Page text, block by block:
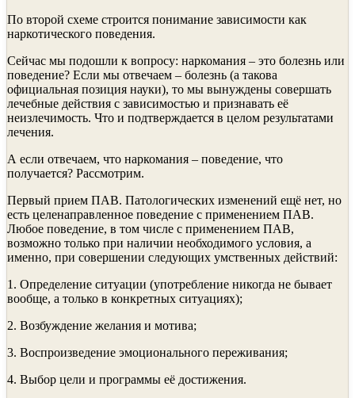
По второй схеме строится понимание зависимости как
наркотического поведения.
Сейчас мы подошли к вопросу: наркомания – это болезнь или
поведение? Если мы отвечаем – болезнь (а такова
официальная позиция науки), то мы вынуждены совершать
лечебные действия с зависимостью и признавать её
неизлечимость. Что и подтверждается в целом результатами
лечения.
А если отвечаем, что наркомания – поведение, что
получается? Рассмотрим.
Первый прием ПАВ. Патологических изменений ещё нет, но
есть целенаправленное поведение с применением ПАВ.
Любое поведение, в том числе с применением ПАВ,
возможно только при наличии необходимого условия, а
именно, при совершении следующих умственных действий:
1. Определение ситуации (употребление никогда не бывает
вообще, а только в конкретных ситуациях);
2. Возбуждение желания и мотива;
3. Воспроизведение эмоционального переживания;
4. Выбор цели и программы её достижения.